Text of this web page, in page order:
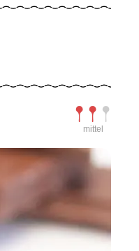
Schwierigkeit
mittel